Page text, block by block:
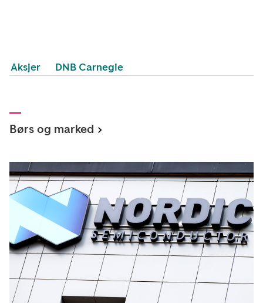
Aksjer DNB Carnegie
Børs og marked